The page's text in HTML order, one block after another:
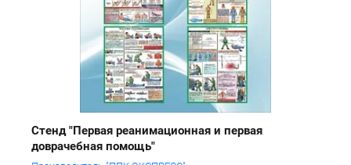
Стенд "Первая реанимационная и первая
доврачебная помощь"